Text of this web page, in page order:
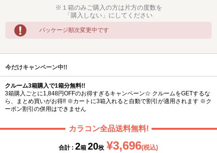
※１箱のみご購入の方は片方の度数を
「購入しない」にしてください
パッケージ順次変更中です
今だけキャンペーン中!!
クルーム3箱購入で1箱分無料!!
3箱購入ごとに1,848円OFFのお得すぎるキャンペーン☆ クルームをGETするな
ら、まとめ買いがお得‼ ※カートに3箱入れると自動で割引が適用されます ※ク
ーポン割引の併用はできません
カラコン全品送料無料!
合計 : 2箱 20枚 ¥3,696(税込)